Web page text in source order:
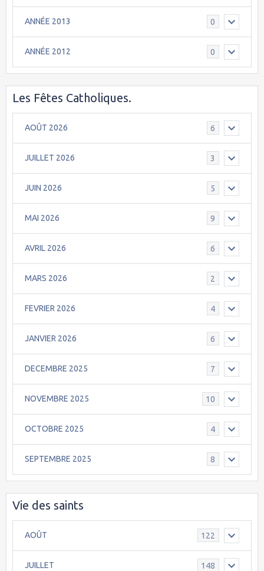
ANNÉE 2013 0
ANNÉE 2012 0
Les Fêtes Catholiques.
AOÛT 2026 6
JUILLET 2026 3
JUIN 2026 5
MAI 2026 9
AVRIL 2026 6
MARS 2026 2
FEVRIER 2026 4
JANVIER 2026 6
DECEMBRE 2025 7
NOVEMBRE 2025 10
OCTOBRE 2025 4
SEPTEMBRE 2025 8
Vie des saints
AOÛT 122
JUILLET 148